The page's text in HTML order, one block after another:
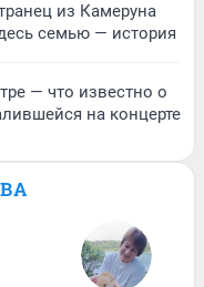
из Камеруна
семью — история
— что известно о
на концерте